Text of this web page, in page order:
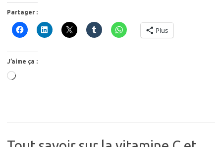
Partager :
Plus
J’aime ça :
Chargement…